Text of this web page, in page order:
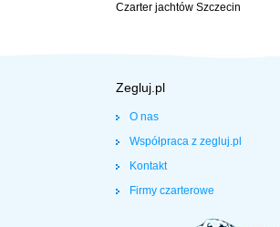
Czarter jachtów Szczecin
Zegluj.pl
O nas
Współpraca z zegluj.pl
Kontakt
Firmy czarterowe